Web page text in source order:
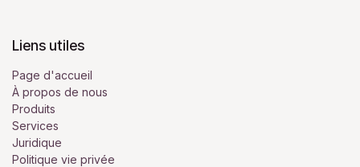
Liens utiles
Page d'accueil
À propos de nous
Produits
Services
Juridique
Politique vie privée